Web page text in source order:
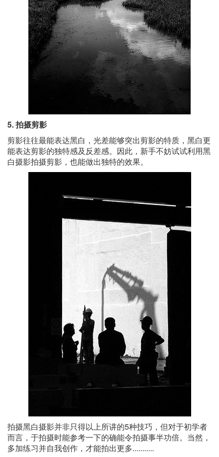
5. 拍摄剪影
剪影往往最能表达黑白，光差能够突出剪影的特质，黑白更
能表达剪影的独特感及反差感。因此，新手不妨试试利用黑
白摄影拍摄剪影，也能做出独特的效果。
拍摄黑白摄影并非只得以上所讲的5种技巧，但对于初学者
而言，于拍摄时能参考一下的确能令拍摄事半功倍。当然，
多加练习并自我创作，才能拍出更多...........